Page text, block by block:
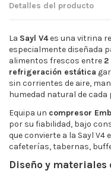
Detalles del producto
La Sayl V4es una vitrina
especialmente diseñada
alimentos frescos entre 2
refrigeración estática
sin corrientes de aire,
humedad natural de cada
Equipa un compresor
por su fiabilidad, bajo
que convierte a la Sayl
cafeterías, tabernas,
Diseño y materiales